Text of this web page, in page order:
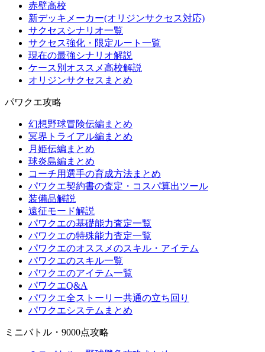
赤壁高校
新デッキメーカー(オリジンサクセス対応)
サクセスシナリオ一覧
サクセス強化・限定ルート一覧
現在の最強シナリオ解説
ケース別オススメ高校解説
オリジンサクセスまとめ
パワクエ攻略
幻想野球冒険伝編まとめ
冥界トライアル編まとめ
月姫伝編まとめ
球炎島編まとめ
コーチ用選手の育成方法まとめ
パワクエ契約書の査定・コスパ算出ツール
装備品解説
遠征モード解説
パワクエの基礎能力査定一覧
パワクエの特殊能力査定一覧
パワクエのオススメのスキル・アイテム
パワクエのスキル一覧
パワクエのアイテム一覧
パワクエQ&A
パワクエ全ストーリー共通の立ち回り
パワクエシステムまとめ
ミニバトル・9000点攻略